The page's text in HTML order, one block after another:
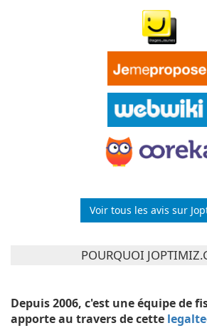
Voir tous les avis sur
POURQUOI
Depuis 2006, c'est une équipe de
apporte au travers de cette